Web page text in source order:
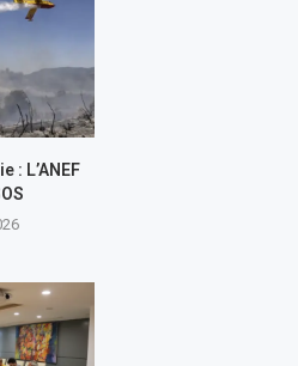
: L’ANEF